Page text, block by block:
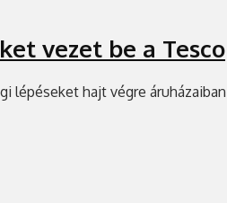
vezet be a Tesco
hajt végre